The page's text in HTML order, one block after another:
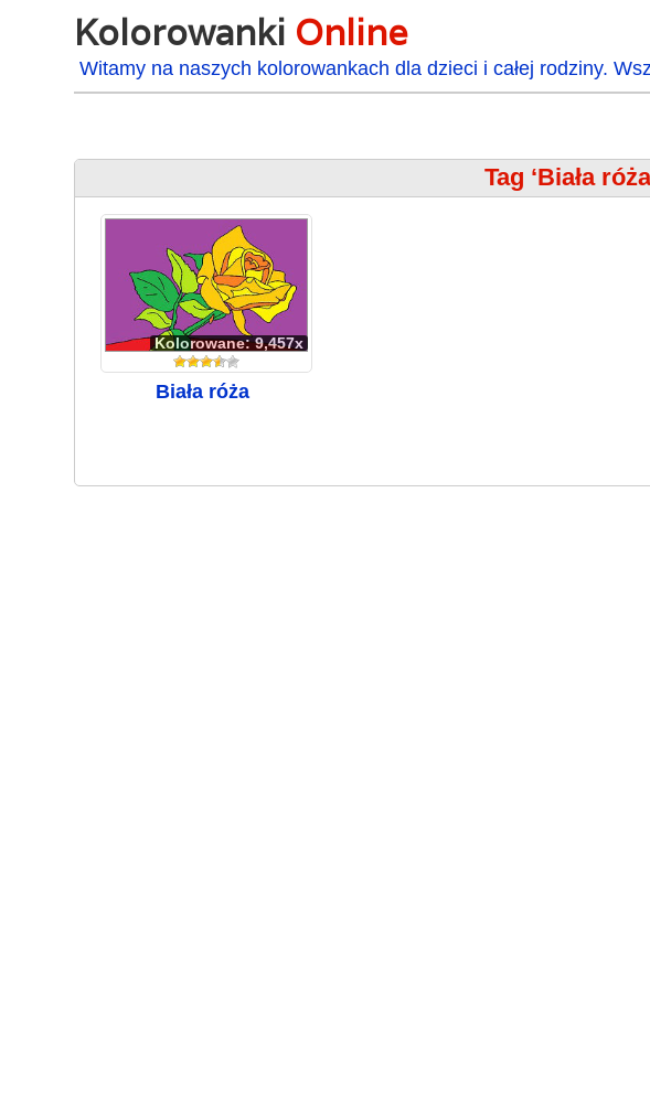
Kolorowanki Online
Witamy na naszych kolorowankach dla dzieci i całej rodziny.
Tag ‘Biała
Kolorowane: 9,457x
Biała róża